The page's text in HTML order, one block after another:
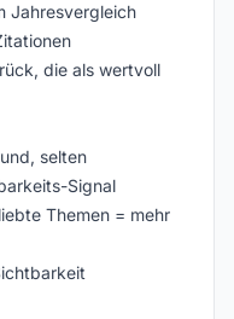
Jahresvergleich
die als wertvoll
selten
Signal
Themen = mehr